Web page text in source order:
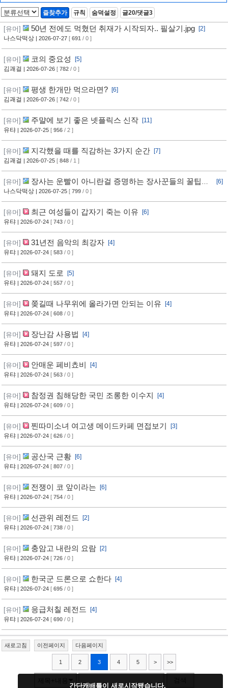
즐찾추가 규칙 숨덕설정 글20/댓글3
[유머] 50년 전에도 먹혔던 취재가 시작되자.. 필살기.jpg [2]
나스닥떡상 | 2026-07-27 [ 691 / 0 ]
[유머] 코의 중요성
[5]
김괘걸 | 2026-07-26 [ 782 / 0 ]
[유머] 평생 한개만 먹으라면? [6]
김괘걸 | 2026-07-26 [ 742 / 0 ]
[유머] 주먈에 보기 좋은 넷플릭스 신작 [11]
유탸 | 2026-07-25 [ 956 / 2 ]
[유머] 지각했을 때를 직감하는 3가지 순간 [7]
김괘걸 | 2026-07-25 [ 848 / 1 ]
[유머]
장사는 운빨이 아니란걸 증명하는 장사꾼들의 꿀팁과
임기응변 수준 ㄷㄷ
[6]
나스닥떡상 | 2026-07-25 [ 799 / 0 ]
[유머] 최근 여성들이 갑자기 죽는 이유 [6]
유탸 | 2026-07-24 [ 743 / 0 ]
[유머] 31년전 음악의 최강자 [4]
유탸 | 2026-07-24 [ 583 / 0 ]
[유머] 돼지 도로
[5]
유탸 | 2026-07-24 [ 557 / 0 ]
[유머] 쫒길때 나무위에 올라가면 안되는 이유 [4]
유탸 | 2026-07-24 [ 608 / 0 ]
[유머] 장난감 사용법
[4]
유탸 | 2026-07-24 [ 597 / 0 ]
[유머] 안매운 페비쵸비
[4]
유탸 | 2026-07-24 [ 563 / 0 ]
[유머] 참정권 침해당한 국민 조롱한 이수지
[4]
유탸 | 2026-07-24 [ 609 / 0 ]
[유머] 찐따미소녀 여고생 메이드카페 면접보기
[3]
유탸 | 2026-07-24 [ 626 / 0 ]
[유머] 공산국 근황 [6]
유탸 | 2026-07-24 [ 807 / 0 ]
[유머] 전쟁이 코 앞이라는 [6]
유탸 | 2026-07-24 [ 754 / 0 ]
[유머] 선관위 레전드
[2]
유탸 | 2026-07-24 [ 738 / 0 ]
[유머] 충암고 내란의 요람 [2]
유탸 | 2026-07-24 [ 726 / 0 ]
[유머] 한국군 드론으로 쇼한다 [4]
유탸 | 2026-07-24 [ 695 / 0 ]
[유머] 응급처칠 레전드
[4]
유탸 | 2026-07-24 [ 690 / 0 ]
새로고침 이전페이지 다음페이지
1 2 3 4 5 > >>
간단캐배틀이 새로시작됐습니다.